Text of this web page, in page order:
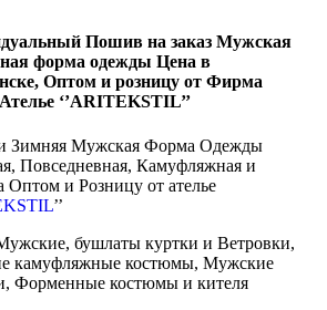
Пошив на заказ Мужская
форма одежды Цена в
Оптом и розницу от Фирма
‘’ARITEKSTIL’’
Зимняя Мужская Форма Одежды
Повседневная, Камуфляжная и
Оптом и Розницу от ателье
’’
бушлаты куртки и Ветровки,
камуфляжные костюмы, Мужские
Форменные костюмы и кителя